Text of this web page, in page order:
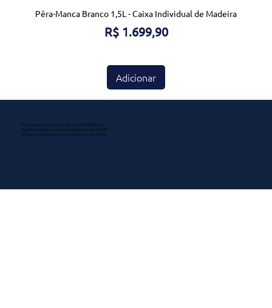
Pêra-Manca Branco 1,5L - Caixa Individual de Madeira
Preço
R$ 1.699,90
Adicionar
Emporio Nossa Casa LTDA | CNPJ: 55.798.647/0001-00
Rua 20 de setembro, 346, Centro, Ijuí/RS | CEP: 98.700-000
© Direitos Reservadoswww.emporionossacasa.com.br